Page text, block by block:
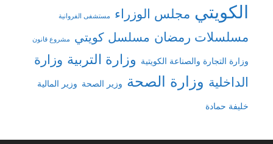
الكويتي مجلس الوزراء مستشفى الفروانية
مسلسلات رمضان مسلسل كويتي مشروع قانون
وزارة التجارة والصناعة الكويتية وزارة التربية وزارة
الداخلية وزارة الصحة وزير الصحة وزير المالية
خليفة حمادة